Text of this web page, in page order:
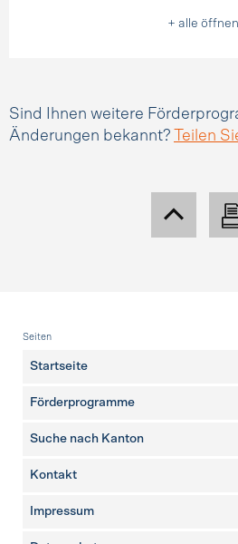
+ alle öffnen
Sind Ihnen weitere
Änderungen bekannt?
Teilen
Fusszeile
Seiten
Startseite
Förderprogramme
Suche nach Kanton
weitere Seiten
Kontakt
Impressum